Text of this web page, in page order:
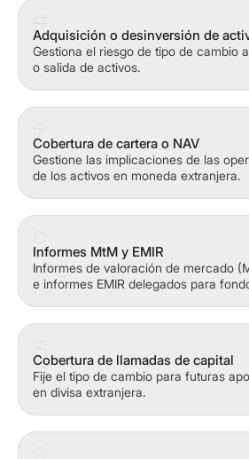
Adquisición o desinversión de
Gestiona el riesgo de tipo de cambio
o salida de activos.
Cobertura de cartera o NAV
Gestione las implicaciones de las
de los activos en moneda extranjera.
Informes MtM y EMIR
Informes de valoración de mercado
e informes EMIR delegados para
Cobertura de llamadas de capital
Fije el tipo de cambio para futuras
en divisa extranjera.